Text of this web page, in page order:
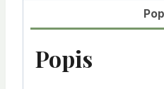
Popis